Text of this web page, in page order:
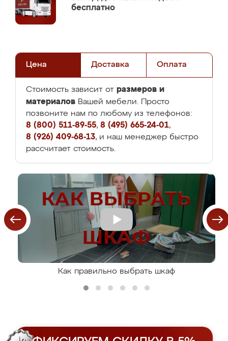
бесплатно
Цена Доставка Оплата
Стоимость зависит от размеров и
материалов Вашей мебели. Просто
позвоните нам по любому из телефонов:
8 (800) 511-89-55, 8 (495) 665-24-01,
8 (926) 409-68-13, и наш менеджер быстро
рассчитает стоимость.
Как правильно выбрать шкаф